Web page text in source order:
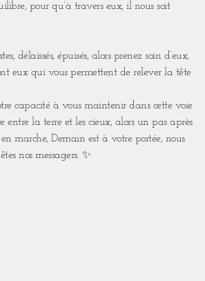
pour qu’à travers eux, il nous soit
délaissés, épuisés, alors prenez soin d’eux,
eux qui vous permettent de relever la tête
capacité à vous maintenir dans cette voie
la terre et les cieux, alors un pas après
marche, Demain est à votre portée, nous
nos messagers. ✨